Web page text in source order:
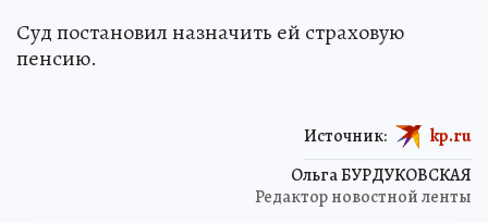
Суд постановил назначить ей страховую
пенсию.
Ольга БУРДУКОВСКАЯ
Редактор новостной ленты
Источник: kp.ru